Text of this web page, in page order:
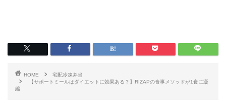
HOME
宅配冷凍弁当
【サポートミールはダイエットに効果ある？】RIZAPの食事メソッドが1食に凝
縮